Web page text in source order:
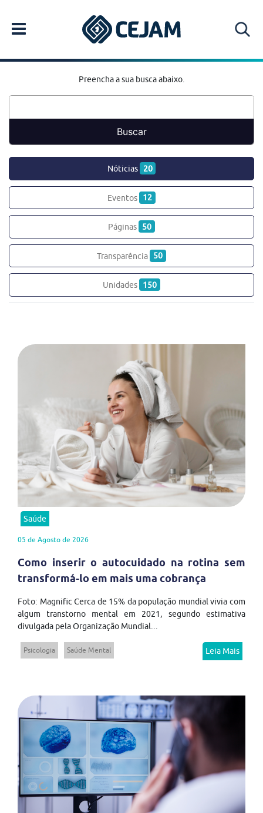
Preencha a sua busca abaixo.
Nóticias 20
Eventos 12
Páginas 50
Transparência 50
Unidades 150
Saúde
05 de Agosto de 2026
Como inserir o autocuidado na rotina sem
transformá-lo em mais uma cobrança
Foto: Magnific Cerca de 15% da população mundial vivia com
algum transtorno mental em 2021, segundo estimativa
divulgada pela Organização Mundial...
Psicologia Saúde Mental Leia Mais